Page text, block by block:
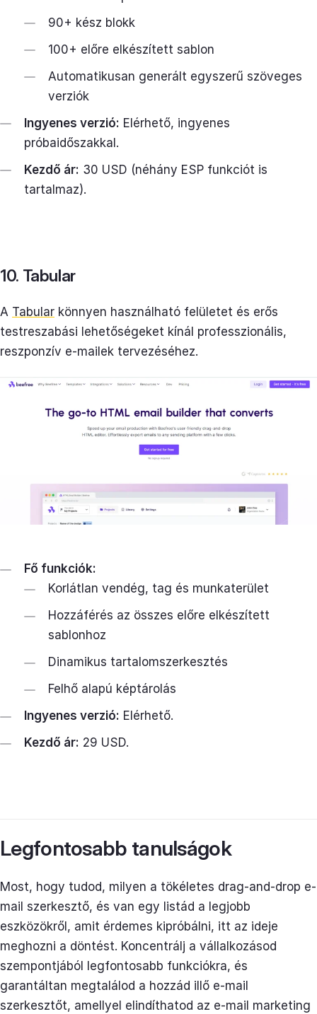
90+ kész blokk
100+ előre elkészített sablon
Automatikusan generált egyszerű szöveges
verziók
Ingyenes verzió: Elérhető, ingyenes
próbaidőszakkal.
Kezdő ár: 30 USD (néhány ESP funkciót is
tartalmaz).
10. Tabular
A Tabular könnyen használható felületet és erős
testreszabási lehetőségeket kínál professzionális,
reszponzív e-mailek tervezéséhez.
Fő funkciók:
Korlátlan vendég, tag és munkaterület
Hozzáférés az összes előre elkészített
sablonhoz
Dinamikus tartalomszerkesztés
Felhő alapú képtárolás
Ingyenes verzió: Elérhető.
Kezdő ár: 29 USD.
Legfontosabb tanulságok
Most, hogy tudod, milyen a tökéletes drag-and-drop e-
mail szerkesztő, és van egy listád a legjobb
eszközökről, amit érdemes kipróbálni, itt az ideje
meghozni a döntést. Koncentrálj a vállalkozásod
szempontjából legfontosabb funkciókra, és
garantáltan megtalálod a hozzád illő e-mail
szerkesztőt, amellyel elindíthatod az e-mail marketing